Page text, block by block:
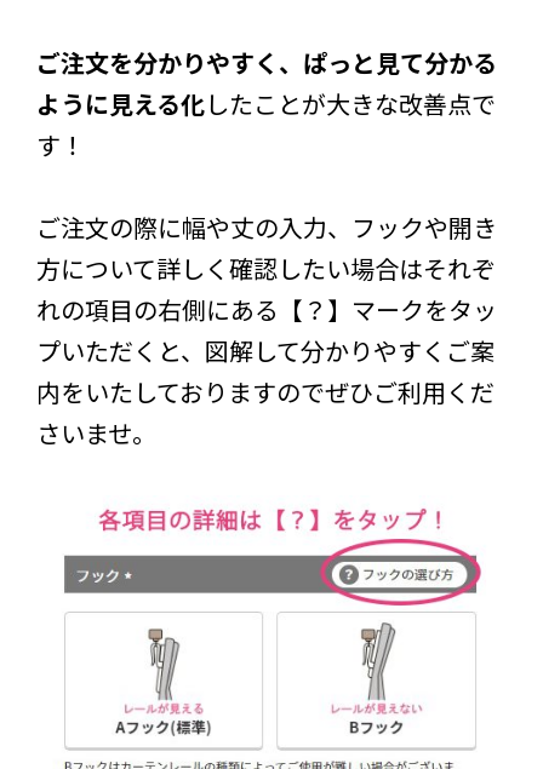
ご注文を分かりやすく、ぱっと見て分かる
ように見える化したことが大きな改善点で
す！
ご注文の際に幅や丈の入力、フックや開き
方について詳しく確認したい場合はそれぞ
れの項目の右側にある【？】マークをタッ
プいただくと、図解して分かりやすくご案
内をいたしておりますのでぜひご利用くだ
さいませ。